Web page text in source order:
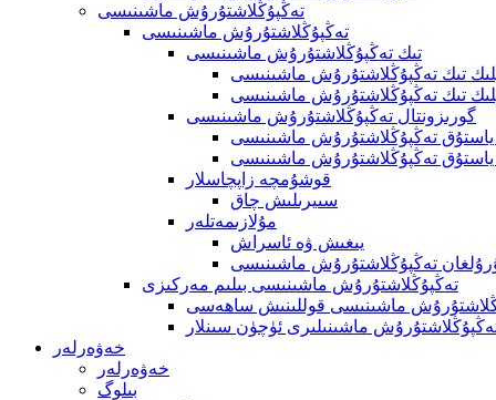
تەڭپۇڭلاشتۇرۇش ماشىنىسى
تەڭپۇڭلاشتۇرۇش ماشىنىسى
تىك تەڭپۇڭلاشتۇرۇش ماشىنىسى
تىك تەڭپۇڭلاشتۇرۇش ماشىنىسى
تىك تەڭپۇڭلاشتۇرۇش ماشىنىسى
گورىزونتال تەڭپۇڭلاشتۇرۇش ماشىنىسى
ياستۇق تەڭپۇڭلاشتۇرۇش ماشىنىسى
تەڭپۇڭلاشتۇرۇش ماشىنىسى
قوشۇمچە زاپچاسلار
سىيرىلىش چاق
مۇلازىمەتلەر
يىغىش ۋە ئاسراش
تەڭپۇڭلاشتۇرۇش ماشىنىسى
تەڭپۇڭلاشتۇرۇش ماشىنىسى بىلىم مەركىزى
ماشىنىسى قوللىنىش ساھەسى
ماشىنىلىرى ئۈچۈن سىنلار
خەۋەرلەر
خەۋەرلەر
بىلوگ